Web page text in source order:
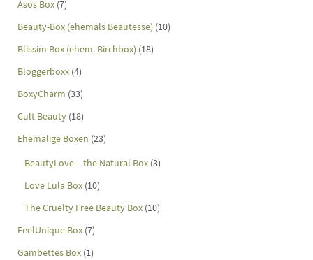
Asos Box (7)
Beauty-Box (ehemals Beautesse) (10)
Blissim Box (ehem. Birchbox) (18)
Bloggerboxx (4)
BoxyCharm (33)
Cult Beauty (18)
Ehemalige Boxen (23)
BeautyLove – the Natural Box (3)
Love Lula Box (10)
The Cruelty Free Beauty Box (10)
FeelUnique Box (7)
Gambettes Box (1)